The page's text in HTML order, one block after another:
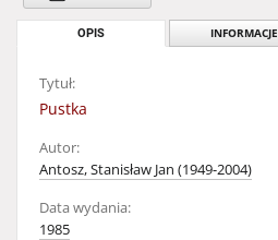
OPIS INFORMACJE
Tytuł:
Pustka
Autor:
Antosz, Stanisław Jan (1949-2004)
Data wydania:
1985